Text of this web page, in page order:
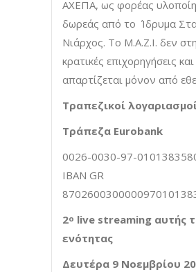
ΑΧΕΠΑ, ως φορέας
δωρεάς από το Ίδρυμα
Νιάρχος. Το Μ.Α.Ζ.Ι. δεν
κρατικές επιχορηγήσεις και
απαρτίζεται μόνον από
Τραπεζικοί
Τράπεζα Eurobank
0026-0030-97-
IBAN GR
2ο live streaming αυτής
ενότητας
Δευτέρα 9 Νοεμβρίου